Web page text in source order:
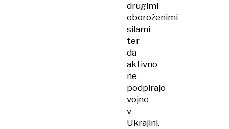
drugimi
oboroženimi
silami
ter
da
aktivno
ne
podpirajo
vojne
v
Ukrajini.